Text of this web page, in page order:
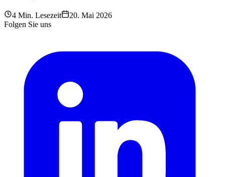
4 Min. Lesezeit
20. Mai 2026
Folgen Sie uns